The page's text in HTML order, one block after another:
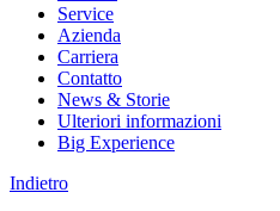
Service
Azienda
Carriera
Contatto
News & Storie
Ulteriori informazioni
Big Experience
Indietro